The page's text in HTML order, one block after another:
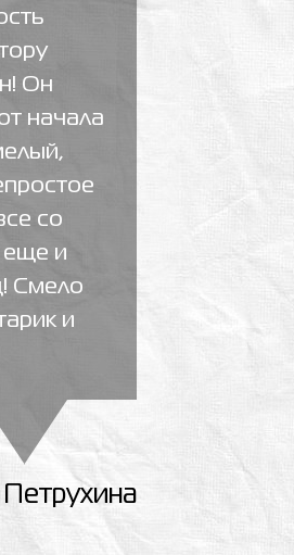
Он
начала
со
еще и
Смело
и